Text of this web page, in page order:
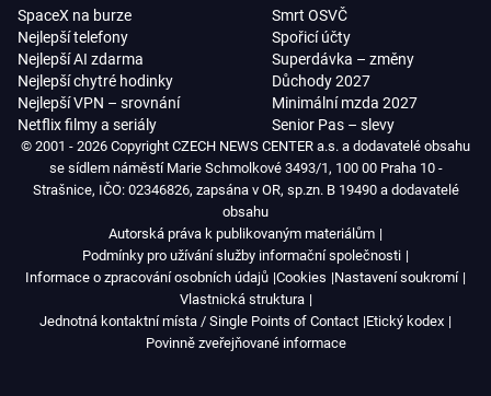
SpaceX na burze
Nejlepší telefony
Nejlepší AI zdarma
Nejlepší chytré hodinky
Nejlepší VPN – srovnání
Netflix filmy a seriály
Smrt OSVČ
Spořicí účty
Superdávka – změny
Důchody 2027
Minimální mzda 2027
Senior Pas – slevy
© 2001 - 2026 Copyright CZECH NEWS CENTER a.s. a dodavatelé obsahu
se sídlem náměstí Marie Schmolkové 3493/1, 100 00 Praha 10 -
Strašnice, IČO: 02346826, zapsána v OR, sp.zn. B 19490 a dodavatelé
obsahu
Autorská práva k publikovaným materiálům
Podmínky pro užívání služby informační společnosti
Informace o zpracování osobních údajů Cookies Nastavení soukromí
Vlastnická struktura
Jednotná kontaktní místa / Single Points of Contact Etický kodex
Povinně zveřejňované informace